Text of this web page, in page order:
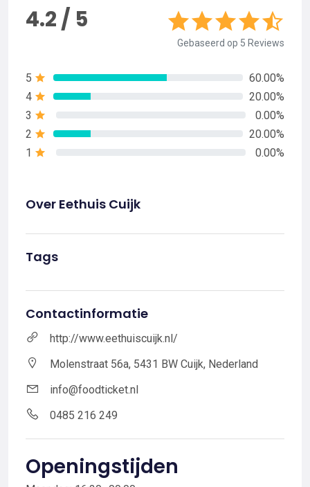
4.2 / 5
Gebaseerd op 5 Reviews
5
60.00%
4
20.00%
3
0.00%
2
20.00%
1
0.00%
Over Eethuis Cuijk
Tags
Contactinformatie
http://www.eethuiscuijk.nl/
Molenstraat 56a, 5431 BW Cuijk, Nederland
info@foodticket.nl
0485 216 249
Openingstijden